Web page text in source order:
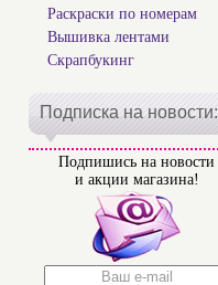
Раскраски по номерам
Вышивка лентами
Скрапбукинг
Подписка на новости:
Подпишись на новости
и акции магазина!